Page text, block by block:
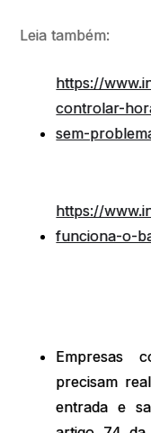
Leia também:
https://
controlar-
sem-
https://
funciona-o-
Empresas
precisam
entrada e